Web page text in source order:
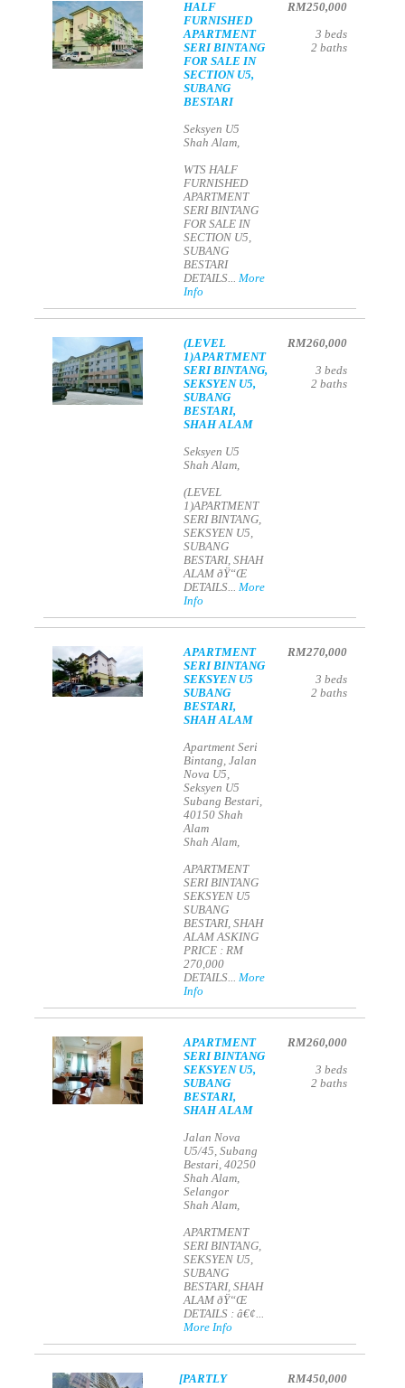
HALF
FURNISHED
APARTMENT
SERI BINTANG
FOR SALE IN
SECTION U5,
SUBANG
BESTARI
Seksyen U5
Shah Alam,
WTS HALF
FURNISHED
APARTMENT
SERI BINTANG
FOR SALE IN
SECTION U5,
SUBANG
BESTARI
DETAILS...More
Info
RM250,000
3 beds
2 baths
(LEVEL
1)APARTMENT
SERI BINTANG,
SEKSYEN U5,
SUBANG
BESTARI,
SHAH ALAM
Seksyen U5
Shah Alam,
(LEVEL
1)APARTMENT
SERI BINTANG,
SEKSYEN U5,
SUBANG
BESTARI, SHAH
ALAM ðŸ“Œ
DETAILS...More
Info
RM260,000
3 beds
2 baths
APARTMENT
SERI BINTANG
SEKSYEN U5
SUBANG
BESTARI,
SHAH ALAM
Apartment Seri
Bintang, Jalan
Nova U5,
Seksyen U5
Subang Bestari,
40150 Shah
Alam
Shah Alam,
APARTMENT
SERI BINTANG
SEKSYEN U5
SUBANG
BESTARI, SHAH
ALAM ASKING
PRICE : RM
270,000
DETAILS...More
Info
RM270,000
3 beds
2 baths
APARTMENT
SERI BINTANG
SEKSYEN U5,
SUBANG
BESTARI,
SHAH ALAM
Jalan Nova
U5/45, Subang
Bestari, 40250
Shah Alam,
Selangor
Shah Alam,
APARTMENT
SERI BINTANG,
SEKSYEN U5,
SUBANG
BESTARI, SHAH
ALAM ðŸ“Œ
DETAILS : â€¢...
More Info
RM260,000
3 beds
2 baths
[PARTLY
RM450,000